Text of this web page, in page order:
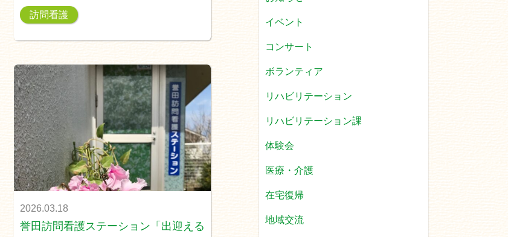
訪問看護
2026.03.18
誉田訪問看護ステーション「出迎える
イベント
コンサート
ボランティア
リハビリテーション
リハビリテーション課
体験会
医療・介護
在宅復帰
地域交流